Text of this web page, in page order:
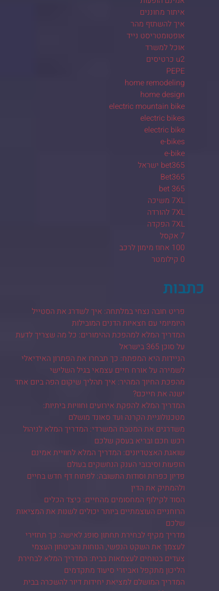
איתור מחוננים
איך להשתזף מהר
אופטומטריסט נייד
אוכל למשרד
u2 כרטיסים
PEPE
home remodeling
home design
electric mountain bike
electric bikes
electric bike
e-bikes
e-bike
bet365 ישראל
Bet365
bet 365
7XL משיכה
7XL להורדה
7XL הפקדה
7 אקסל
100 אחוז מימון לרכב
0 קילומטר
כתבות
פריט חובה נצחי במלתחה: איך לשדרג את הסטייל
היומיומי עם חצאיות הדנים המובילות
המדריך המלא למהפכת ההימורים: כל מה שצריך לדעת
על סוכן 365 בישראל
הניידות היא המפתח: כך תבחרו את הפתרון האידיאלי
לשמירה על אורח חיים עצמאי בגיל השלישי
מהפכת החיוך המהיר: איך תהליך שיקום הפה ביום אחד
ישנה את חייכם?
המדריך המלא להפקת אירועים וחוויות ביתיות:
מטכנולוגיית הקרנה ועד סאונד מושלם
משדרגים את המטבח המשרדי: המדריך המלא לניהול
רכש חכם ובריא בעסק שלכם
שואגת האצטדיונים: המדריך המלא לחוויית אמינם
הופעות וסיבובי הענק הנחשקים בעולם
פדיון כפרות וסודות התשובה: לפתוח דף חדש בחיים
ולהמתיק את הדין
הסוד לקילוף המחסומים מהחיים: כיצד הכלים
הרוחניים העוצמתיים ביותר יכולים לשנות את המציאות
שלכם
מדריך מקיף לבחירת תחתון סופג לאישה: כך תחזירי
לעצמך את השקט הנפשי, הנוחות והביטחון העצמי
צעדים בטוחים לעצמאות בבית: המדריך המלא לבחירת
הליכון מתקפל ואביזרי סיעוד מתקדמים
המדריך המושלם למציאת יחידות דיור להשכרה בבית